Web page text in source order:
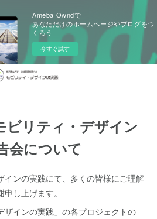
Ameba Owndで
あなただけのホームページやブログをつ
くろう
今すぐ試す
ビリティ・デザイン
会について
インの実践にて、多くの皆様にご理解
し上げます。
ザインの実践」の各プロジェクトの